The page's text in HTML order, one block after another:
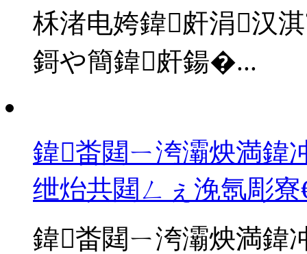
柇渚电姱鍏皯涓汉
鎶や簡鍏皯鍚�...
鍏畨閮ㄧ洿灞炴満鍏
绁炲共閮ㄥぇ浼氬彫寮
鍏畨閮ㄧ洿灞炴満鍏